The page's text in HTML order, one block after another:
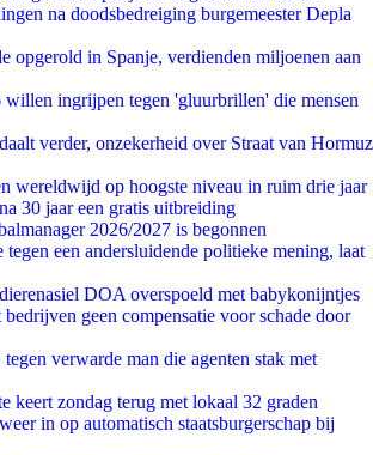
na doodsbedreiging burgemeester Depla
opgerold in Spanje, verdienden miljoenen aan
ingrijpen tegen 'gluurbrillen' die mensen
verder, onzekerheid over Straat van Hormuz
wereldwijd op hoogste niveau in ruim drie jaar
30 jaar een gratis uitbreiding
2026/2027 is begonnen
tegen een andersluidende politieke mening, laat
DOA overspoeld met babykonijntjes
geen compensatie voor schade door
verwarde man die agenten stak met
keert zondag terug met lokaal 32 graden
in op automatisch staatsburgerschap bij